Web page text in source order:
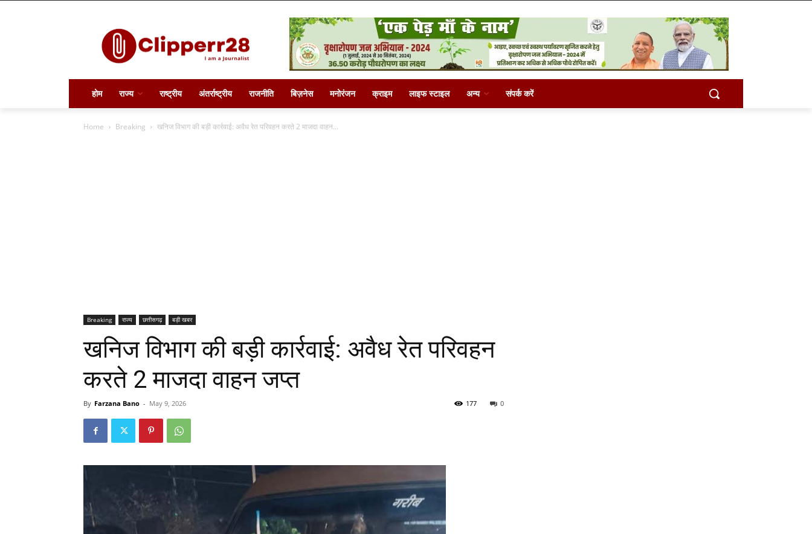
होम राज्य राष्ट्रीय अंतर्राष्ट्रीय राजनीति बिज़नेस मनोरंजन क्राइम लाइफ स्टाइल अन्य संपर्क करें
Home Breaking खनिज विभाग की बड़ी कार्रवाई: अवैध रेत परिवहन करते 2 माजदा वाहन...
Breaking राज्य छत्तीसगढ़ बड़ी खबर
खनिज विभाग की बड़ी कार्रवाई: अवैध रेत परिवहन
करते 2 माजदा वाहन जप्त
By Farzana Bano - May 9, 2026 0
177